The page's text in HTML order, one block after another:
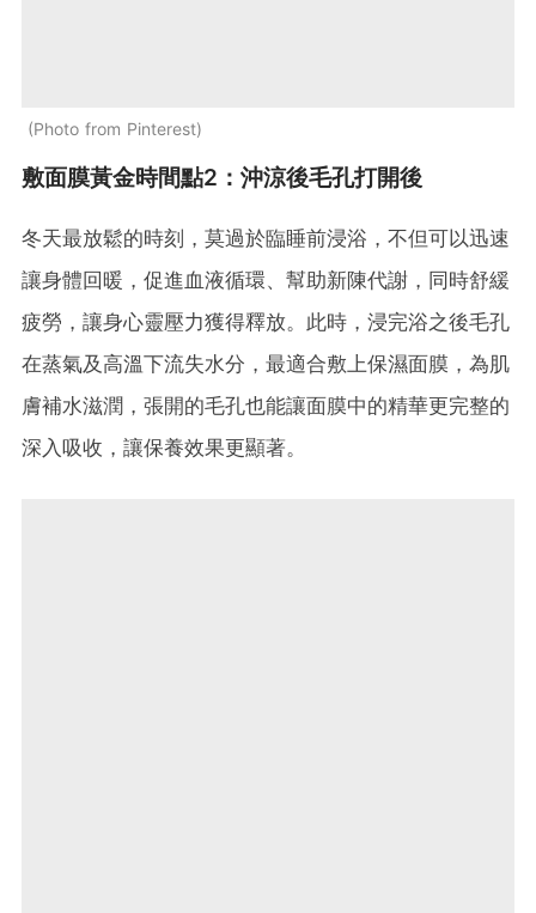
Photo from Pinterest
敷面膜黃金時間點2：沖涼後毛孔打開後
冬天最放鬆的時刻，莫過於臨睡前浸浴，不但可以迅速
讓身體回暖，促進血液循環、幫助新陳代謝，同時舒緩
疲勞，讓身心靈壓力獲得釋放。此時，浸完浴之後毛孔
在蒸氣及高溫下流失水分，最適合敷上保濕面膜，為肌
膚補水滋潤，張開的毛孔也能讓面膜中的精華更完整的
深入吸收，讓保養效果更顯著。